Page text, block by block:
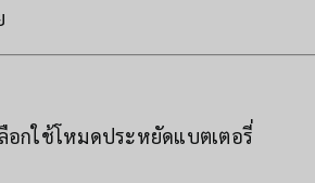
อกใช้โหมดประหยัดแบตเตอรี่